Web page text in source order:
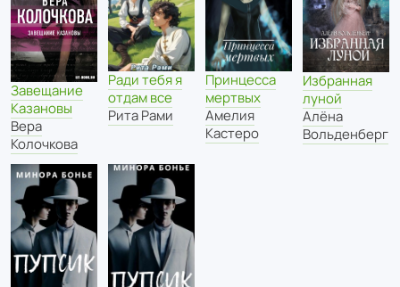
Завещание
Казановы
Вера
Колочкова
Ради тебя я
отдам все
Рита Рами
Принцесса
мертвых
Амелия
Кастеро
Избранная
луной
Алёна
Вольденберг